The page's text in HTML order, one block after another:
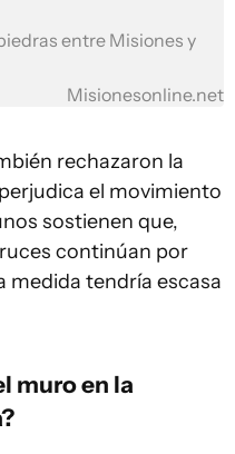
entre Misiones y
Misionesonline.net
rechazaron la
el movimiento
sostienen que,
continúan por
medida tendría escasa
muro en la